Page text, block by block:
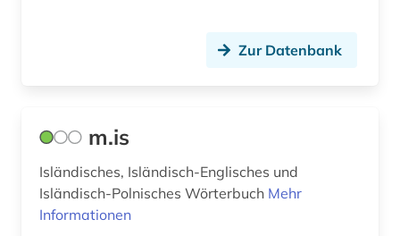
ungarisch (2)
unterricht (1)
urdu (1)
Zur Datenbank
m.is
Isländisches, Isländisch-Englisches und
Isländisch-Polnisches Wörterbuch Mehr
Informationen